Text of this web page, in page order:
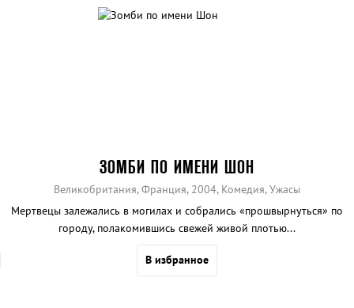
ЗОМБИ ПО ИМЕНИ ШОН
Великобритания, Франция, 2004, Комедия, Ужасы
Мертвецы залежались в могилах и собрались «прошвырнуться» по
городу, полакомившись свежей живой плотью...
В избранное